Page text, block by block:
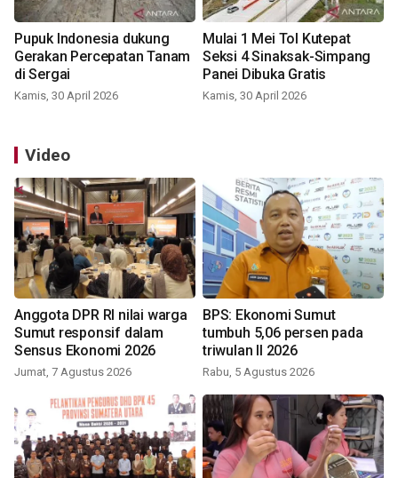
Pupuk Indonesia dukung
Gerakan Percepatan Tanam
di Sergai
Kamis, 30 April 2026
Mulai 1 Mei Tol Kutepat
Seksi 4 Sinaksak-Simpang
Panei Dibuka Gratis
Kamis, 30 April 2026
Video
Anggota DPR RI nilai warga
Sumut responsif dalam
Sensus Ekonomi 2026
Jumat, 7 Agustus 2026
BPS: Ekonomi Sumut
tumbuh 5,06 persen pada
triwulan II 2026
Rabu, 5 Agustus 2026